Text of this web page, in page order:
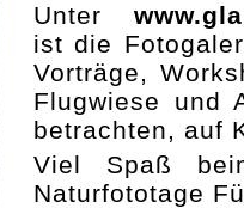
Unter
ist die
Vorträge,
Flugwiese und
betrachten, auf
Viel Spaß
Naturfototage